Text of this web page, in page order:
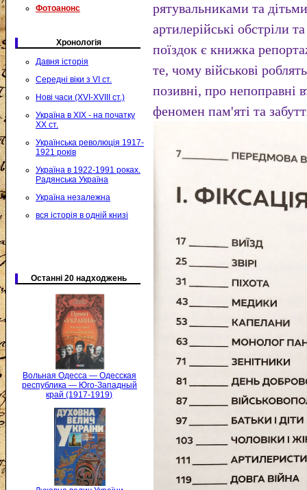
Фотоанонс
Хронологія
Давня історія
Середні віки з VI ст.
Нові часи (XVI-XVIII ст.)
Україна в XIX - на початку
XX ст.
Українська революція 1917-
1921 років
Україна в 1922-1991 роках.
Радянська Україна
Україна незалежна
вся історія в одній книзі
Останні 20 надходжень
Вольная Одесса — Одесская
республика — Юго-Западный
край (1917-1919)
рятувальниками та
артилерійські обстріли
поїздок є книжка
те, чому військові
позивні, про непоправні
феномен пам'яті та